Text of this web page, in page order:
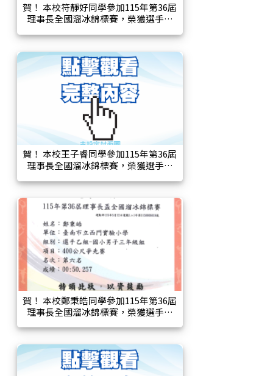
賀！ 本校符靜好同學參加115年第36屆
理事長全國溜冰錦標賽，榮獲選手菁
計時賽第七名、2000公尺開放賽第五
名。
賀！ 本校王子睿同學參加115年第36屆
理事長全國溜冰錦標賽，榮獲選手乙
第三名。
賀！ 本校鄭秉皓同學參加115年第36屆
理事長全國溜冰錦標賽，榮獲選手乙
第四名、400公尺爭先賽第六名。